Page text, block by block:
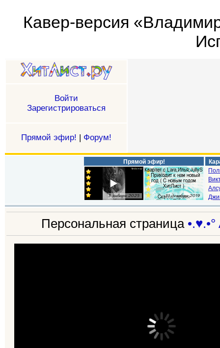
Кавер-версия
Войти
Зарегистрироваться
Прямой эфир! | Форум!
Прямой эфир!
Персональная страница